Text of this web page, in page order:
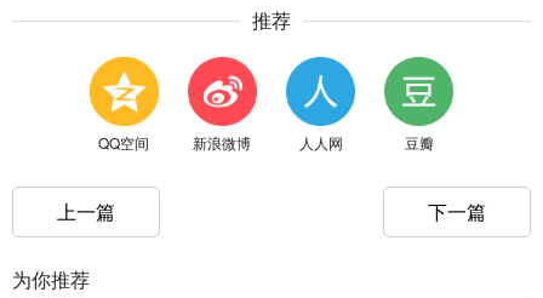
推荐
QQ空间 新浪微博 人人网 豆瓣
上一篇 下一篇
为你推荐